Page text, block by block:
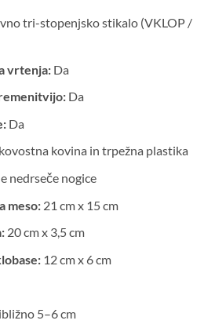
tri-stopenjsko stikalo (VKLOP /
vrtenja:Da
Da
Da
kovina in trpežna plastika
nedrseče nogice
meso:21 cm x 15 cm
20 cm x 3,5 cm
12 cm x 6 cm
5–6 cm